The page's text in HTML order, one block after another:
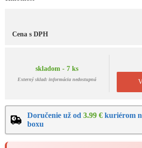
Cena s DPH
skladom - 7 ks
Externý sklad: informácia nedostupná
Doručenie už od 3.99 € kuriérom
boxu